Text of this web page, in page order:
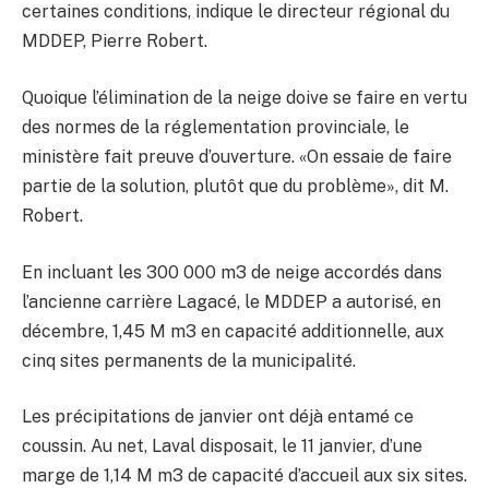
certaines conditions, indique le directeur régional du
MDDEP, Pierre Robert.
Quoique l’élimination de la neige doive se faire en vertu
des normes de la réglementation provinciale, le
ministère fait preuve d’ouverture. «On essaie de faire
partie de la solution, plutôt que du problème», dit M.
Robert.
En incluant les 300 000 m3 de neige accordés dans
l’ancienne carrière Lagacé, le MDDEP a autorisé, en
décembre, 1,45 M m3 en capacité additionnelle, aux
cinq sites permanents de la municipalité.
Les précipitations de janvier ont déjà entamé ce
coussin. Au net, Laval disposait, le 11 janvier, d’une
marge de 1,14 M m3 de capacité d’accueil aux six sites.